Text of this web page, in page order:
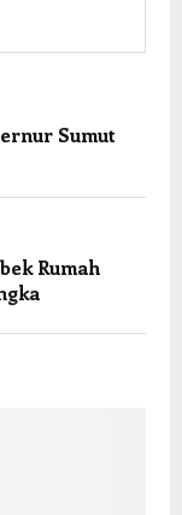
Sumut
Rumah